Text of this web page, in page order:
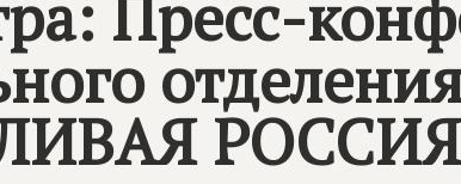
Пресс-
РОССИЯ